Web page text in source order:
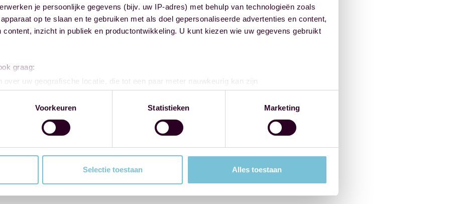
je persoonlijke gegevens (bijv. uw IP-adres) met behulp van technologieën zoals
op te slaan en te gebruiken met als doel gepersonaliseerde advertenties en content,
content, inzicht in publiek en productontwikkeling. U kunt kiezen wie uw gegevens gebruikt
graag:
over uw geografische locatie, die tot een paar meter nauwkeurig kan zijn
door het actief te scannen op specifieke eigenschappen (fingerprinting)
gegevens worden verwerkt en stel uw voorkeuren in het
detailgedeeltein. U kunt uw
of intrekken in de Cookieverklaring.
Ook delen we informatie over uw gebruik van onze site met onze partners voor social
Deze partners kunnen deze gegevens combineren met andere informatie die u aan ze heeft
Voorkeuren Statistieken Marketing
Selectie toestaan Alles toestaan